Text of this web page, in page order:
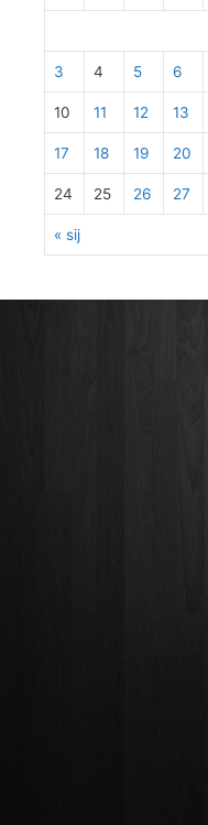
« sij
3 4 5 6
10 11 12 13
17 18 19 20
24 25 26 27